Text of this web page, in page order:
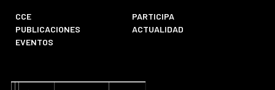
CCE
PARTICIPA
PUBLICACIONES
ACTUALIDAD
EVENTOS